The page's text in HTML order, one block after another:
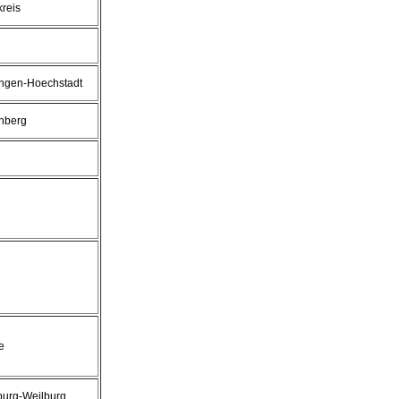
Hoechstadt
Weilburg